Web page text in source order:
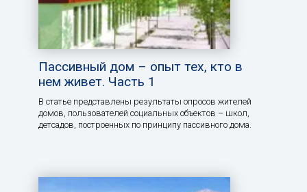
Пассивный дом – опыт тех, кто в
нем живет. Часть 1
В статье представлены результаты опросов жителей
домов, пользователей социальных объектов – школ,
детсадов, построенных по принципу пассивного дома.